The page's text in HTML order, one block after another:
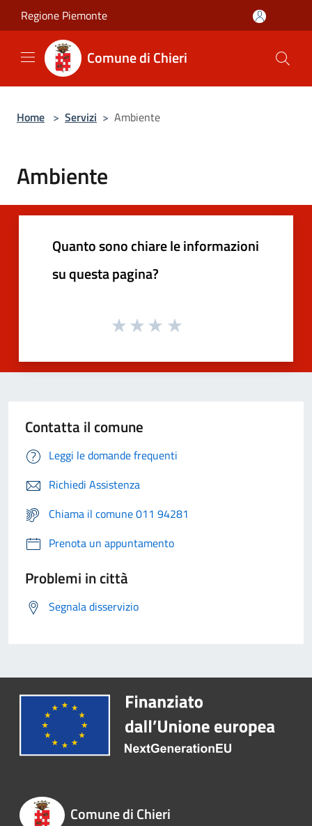
Salta al contenuto principale
Regione Piemonte
Comune di Chieri
Home > Servizi > Ambiente
Ambiente
Quanto sono chiare le informazioni
su questa pagina?
Contatta il comune
Leggi le domande frequenti
Richiedi Assistenza
Chiama il comune 011 94281
Prenota un appuntamento
Problemi in città
Segnala disservizio
Comune di Chieri